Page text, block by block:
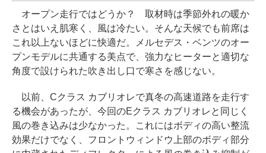
オープン走行ではどうか？ 取材時は季節外れの暖か
さとはいえ肌寒く、風は冷たい。そんな天候でも前席は
これ以上ないほどに快適だ。メルセデス・ベンツのオー
プンモデルに共通する美点で、強力なヒーターと適切な
角度で設けられた吹き出し口で寒さを感じない。
以前、Cクラス カブリオレで真冬の高速道路を走行す
る機会があったが、今回のEクラス カブリオレと同じく
風の巻き込みは少なかった。これにはボディの高い整流
効果だけでなく、フロントウィンドウ上部のボディ部分